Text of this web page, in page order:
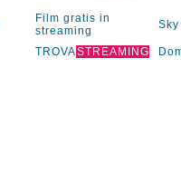
Film gratis in
streaming
Sky
TROVASTREAMING